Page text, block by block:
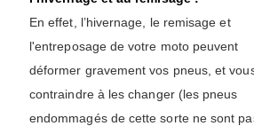
En effet, l’hivernage, le remisage et
l'entreposage de votre moto peuvent
déformer gravement vos pneus, et
contraindre à les changer (les pneus
endommagés de cette sorte ne sont